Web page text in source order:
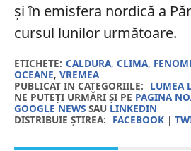
și în emisfera nordică a
cursul lunilor următoare.
ETICHETE: CALDURA, CLIMA,
OCEANE, VREMEA
PUBLICAT IN CATEGORIILE: LUMEA
NE PUTEȚI URMĂRI ȘI PE PAGINA
GOOGLE NEWSSAU LINKEDIN
DISTRIBUIE ȘTIREA: FACEBOOK|